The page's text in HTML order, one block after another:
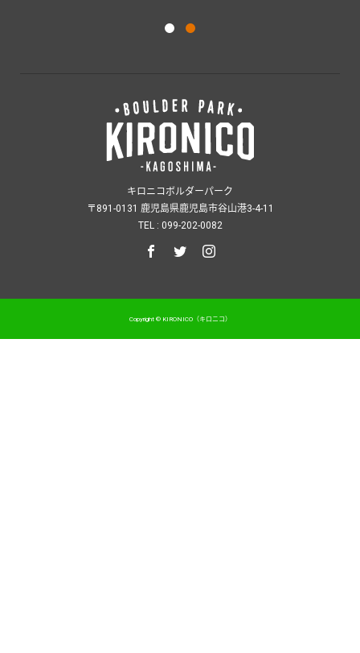
キロニコボルダーパーク
〒891-0131 鹿児島県鹿児島市谷山港3-4-11
TEL : 099-202-0082
Copyright © KIRONICO（キロニコ）